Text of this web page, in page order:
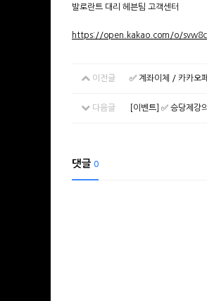
발로란트 대리 헤븐팀 고객센터
https://open.kakao.com/o/
이전글 ✅ 계좌이체 / 카카오
다음글 [이벤트] ✅ 승당제강
댓글 0